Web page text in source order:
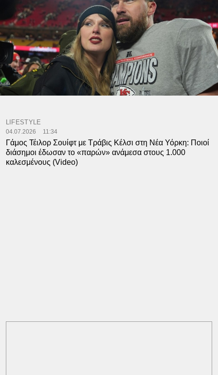
LIFESTYLE
04.07.2026 11:34
Γάμος Τέιλορ Σουίφτ με Τράβις Κέλσι στη Νέα Υόρκη: Ποιοί
διάσημοι έδωσαν το «παρών» ανάμεσα στους 1.000
καλεσμένους (Video)